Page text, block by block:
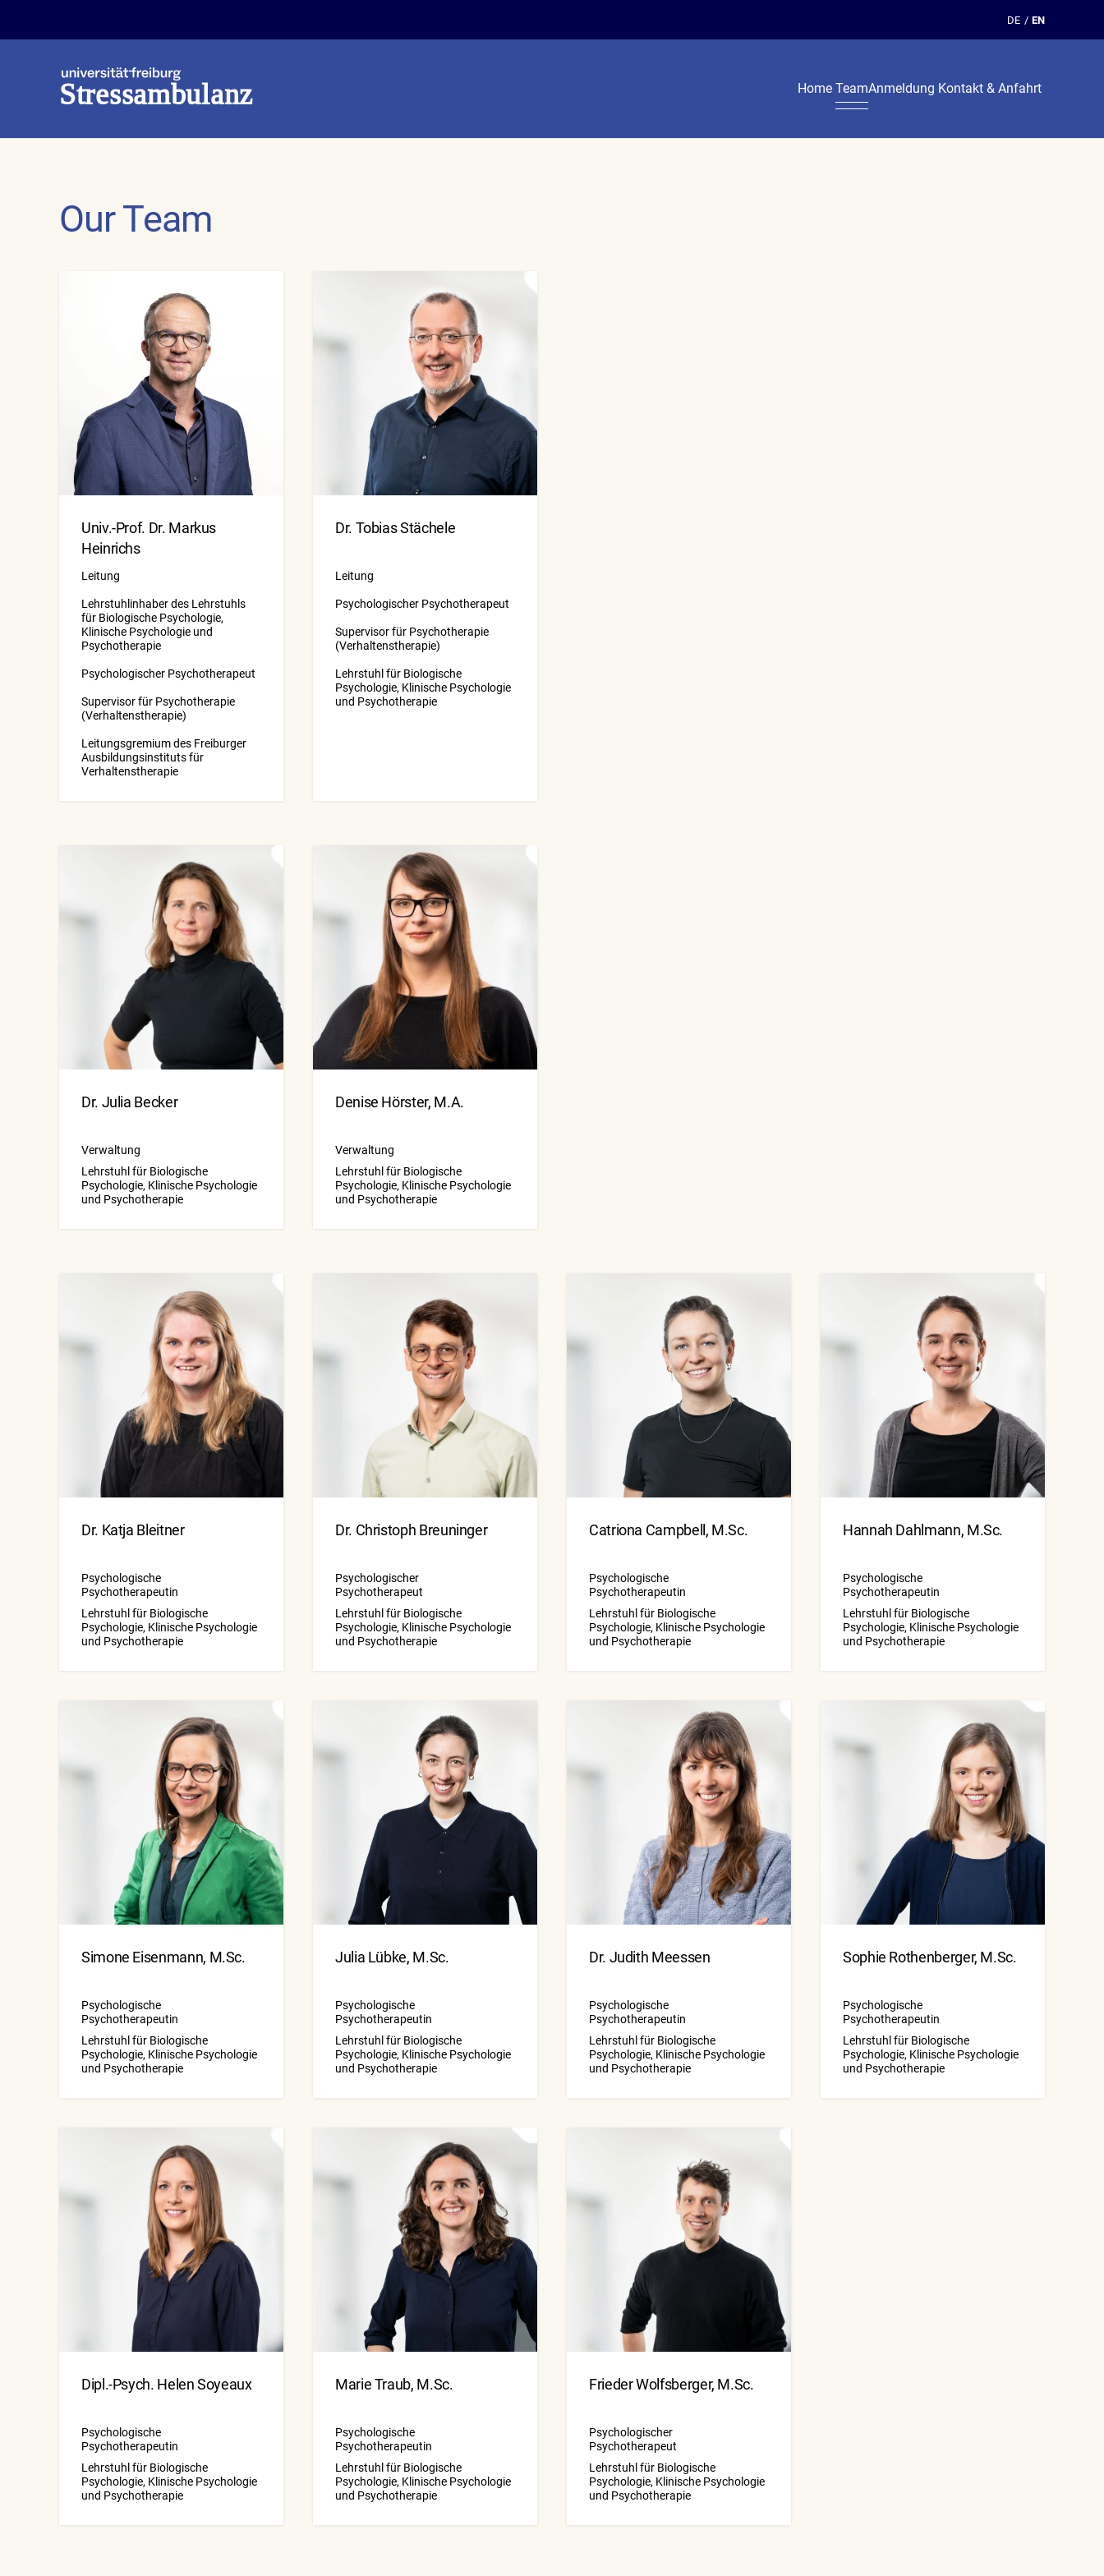
DE EN
Stressambulanz Home TeamAnmeldung Kontakt & Anfahrt
Our Team
Univ.-Prof. Dr. Markus
Heinrichs
Leitung
Lehrstuhlinhaber des Lehrstuhls
für Biologische Psychologie,
Klinische Psychologie und
Psychotherapie
Psychologischer Psychotherapeut
Supervisor für Psychotherapie
(Verhaltenstherapie)
Leitungsgremium des Freiburger
Ausbildungsinstituts für
Verhaltenstherapie
Dr. Tobias Stächele
Leitung
Psychologischer Psychotherapeut
Supervisor für Psychotherapie
(Verhaltenstherapie)
Lehrstuhl für Biologische
Psychologie, Klinische Psychologie
und Psychotherapie
Dr. Julia Becker
Verwaltung
Lehrstuhl für Biologische
Psychologie, Klinische Psychologie
und Psychotherapie
Denise Hörster, M.A.
Verwaltung
Lehrstuhl für Biologische
Psychologie, Klinische Psychologie
und Psychotherapie
Dr. Katja Bleitner
Psychologische
Psychotherapeutin
Lehrstuhl für Biologische
Psychologie, Klinische Psychologie
und Psychotherapie
Dr. Christoph Breuninger
Psychologischer
Psychotherapeut
Lehrstuhl für Biologische
Psychologie, Klinische Psychologie
und Psychotherapie
Catriona Campbell, M.Sc.
Psychologische
Psychotherapeutin
Lehrstuhl für Biologische
Psychologie, Klinische Psychologie
und Psychotherapie
Hannah Dahlmann, M.Sc.
Psychologische
Psychotherapeutin
Lehrstuhl für Biologische
Psychologie, Klinische Psychologie
und Psychotherapie
Simone Eisenmann, M.Sc.
Psychologische
Psychotherapeutin
Lehrstuhl für Biologische
Psychologie, Klinische Psychologie
und Psychotherapie
Julia Lübke, M.Sc.
Psychologische
Psychotherapeutin
Lehrstuhl für Biologische
Psychologie, Klinische Psychologie
und Psychotherapie
Dr. Judith Meessen
Psychologische
Psychotherapeutin
Lehrstuhl für Biologische
Psychologie, Klinische Psychologie
und Psychotherapie
Sophie Rothenberger, M.Sc.
Psychologische
Psychotherapeutin
Lehrstuhl für Biologische
Psychologie, Klinische Psychologie
und Psychotherapie
Dipl.-Psych. Helen Soyeaux
Psychologische
Psychotherapeutin
Lehrstuhl für Biologische
Psychologie, Klinische Psychologie
und Psychotherapie
Marie Traub, M.Sc.
Psychologische
Psychotherapeutin
Lehrstuhl für Biologische
Psychologie, Klinische Psychologie
und Psychotherapie
Frieder Wolfsberger, M.Sc.
Psychologischer
Psychotherapeut
Lehrstuhl für Biologische
Psychologie, Klinische Psychologie
und Psychotherapie